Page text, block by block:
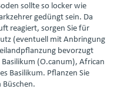
sollte so locker wie
gedüngt sein. Da
reagiert, sorgen Sie für
(eventuell mit Anbringung
bevorzugt
(O.canum), African
Basilikum. Pflanzen Sie
Büschen.